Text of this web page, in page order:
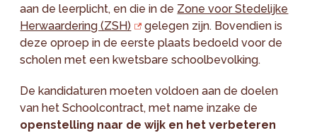
aan de leerplicht, en die in de Zone voor Stedelijke
Herwaardering (ZSH)
gelegen zijn. Bovendien is
deze oproep in de eerste plaats bedoeld voor de
scholen met een kwetsbare schoolbevolking.
De kandidaturen moeten voldoen aan de doelen
van het Schoolcontract, met name inzake de
openstelling naar de wijk en het verbeteren